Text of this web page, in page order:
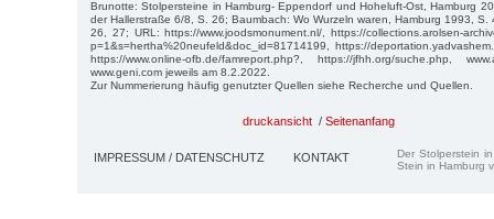
Brunotte: Stolpersteine in Hamburg- Eppendorf und Hoheluft-Ost, Hamburg
der Hallerstraße 6/8, S. 26; Baumbach: Wo Wurzeln waren, Hamburg 1993,
26, 27; URL: https://www.joodsmonument.nl/, https://collections.arolsen-
p=1&s=hertha%20neufeld&doc_id=81714199, https://
https://www.online-ofb.de/famreport.php?, https://jfhh.org/suche.php,
www.geni.com jeweils am 8.2.2022.
Zur Nummerierung häufig genutzter Quellen siehe Recherche und Quellen.
druckansicht / Seitenanfang
IMPRESSUM / DATENSCHUTZ KONTAKT
Der Stolperstein
Stein in Hamburg